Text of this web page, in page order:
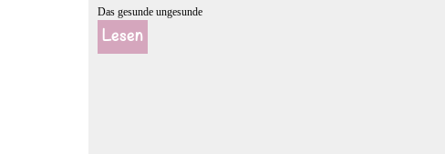
Das gesunde ungesunde
Lesen